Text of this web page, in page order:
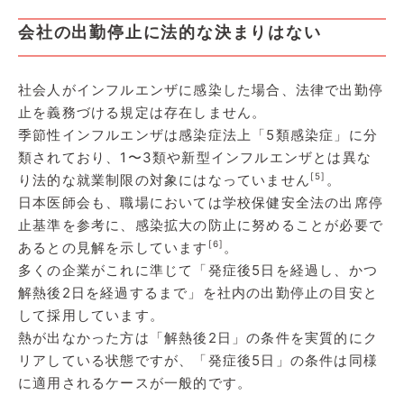
会社の出勤停止に法的な決まりはない
社会人がインフルエンザに感染した場合、法律で出勤停
止を義務づける規定は存在しません。
季節性インフルエンザは感染症法上「5類感染症」に分
類されており、1〜3類や新型インフルエンザとは異な
り法的な就業制限の対象にはなっていません [5] 。
日本医師会も、職場においては学校保健安全法の出席停
止基準を参考に、感染拡大の防止に努めることが必要で
あるとの見解を示しています [6] 。
多くの企業がこれに準じて「発症後5日を経過し、かつ
解熱後2日を経過するまで」を社内の出勤停止の目安と
して採用しています。
熱が出なかった方は「解熱後2日」の条件を実質的にク
リアしている状態ですが、「発症後5日」の条件は同様
に適用されるケースが一般的です。